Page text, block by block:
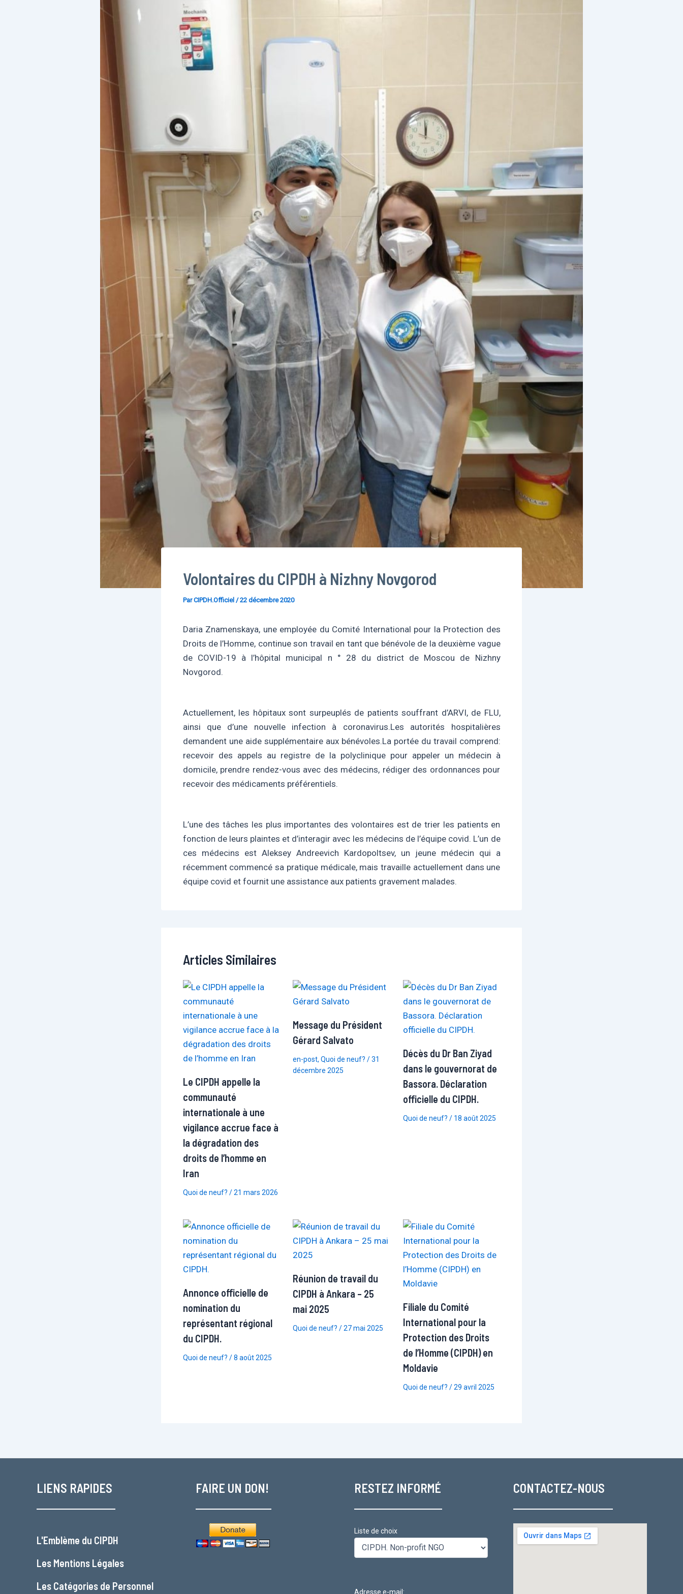
Volontaires du CIPDH à Nizhny Novgorod
ParCIPDH.Officiel /22 décembre 2020
Daria Znamenskaya, une employée du Comité International pour la Protection des
Droits de l’Homme, continue son travail en tant que bénévole de la deuxième vague
de COVID-19 à l’hôpital municipal n ° 28 du district de Moscou de Nizhny
Novgorod.
Actuellement, les hôpitaux sont surpeuplés de patients souffrant d’ARVI, de FLU,
ainsi que d’une nouvelle infection à coronavirus.Les autorités hospitalières
demandent une aide supplémentaire aux bénévoles.La portée du travail comprend:
recevoir des appels au registre de la polyclinique pour appeler un médecin à
domicile, prendre rendez-vous avec des médecins, rédiger des ordonnances pour
recevoir des médicaments préférentiels.
L’une des tâches les plus importantes des volontaires est de trier les patients en
fonction de leurs plaintes et d’interagir avec les médecins de l’équipe covid. L’un de
ces médecins est Aleksey Andreevich Kardopoltsev, un jeune médecin qui a
récemment commencé sa pratique médicale, mais travaille actuellement dans une
équipe covid et fournit une assistance aux patients gravement malades.
Articles Similaires
Le CIPDH appelle la
communauté
internationale à une
vigilance accrue face à
la dégradation des
droits de l’homme en
Iran
Quoi de neuf? /21 mars 2026
Message du Président
Gérard Salvato
en-post,Quoi de neuf? /31
décembre 2025
Décès du Dr Ban Ziyad
dans le gouvernorat de
Bassora. Déclaration
officielle du CIPDH.
Quoi de neuf? / 18 août 2025
Annonce officielle de
nomination du
représentant régional
du CIPDH.
Quoi de neuf? /8 août 2025
Réunion de travail du
CIPDH à Ankara – 25
mai 2025
Quoi de neuf? /27 mai 2025
Filiale du Comité
International pour la
Protection des Droits
de l’Homme (CIPDH) en
Moldavie
Quoi de neuf? /29 avril 2025
LIENS RAPIDES
L'Emblème du CIPDH
Les Mentions Légales
Les Catégories de Personnel
FAIRE UN DON! RESTEZ INFORMÉ
Liste de choix
Adresse e-mail:
CONTACTEZ-NOUS